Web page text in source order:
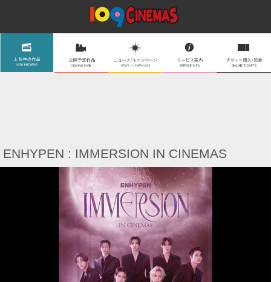
ENHYPEN : IMMERSION IN CINEMAS